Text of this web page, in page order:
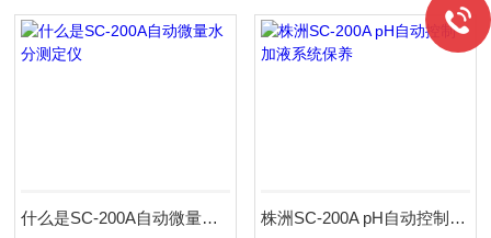
什么是SC-200A自动微量水分测定仪 株洲SC-200A pH自动控制加液系统保养